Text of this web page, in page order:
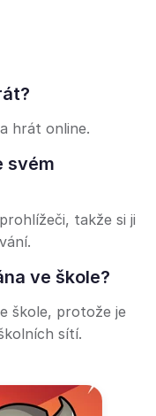
hrát online.
svém
takže si ji
ve škole?
škole, protože je
sítí.